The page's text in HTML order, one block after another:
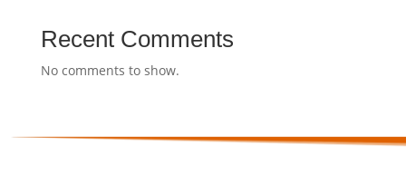
Recent Comments
No comments to show.